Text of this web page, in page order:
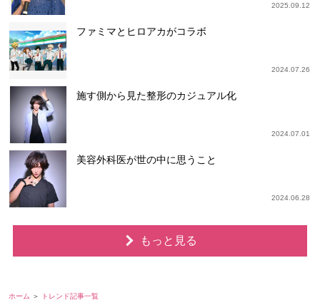
2025.09.12
ファミマとヒロアカがコラボ
2024.07.26
施す側から見た整形のカジュアル化
2024.07.01
美容外科医が世の中に思うこと
2024.06.28
もっと見る
ホーム トレンド記事一覧